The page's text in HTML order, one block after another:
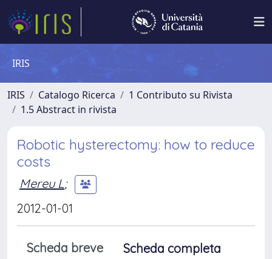
IRIS
IRIS Catalogo Ricerca
1 Contributo su Rivista
1.5 Abstract in rivista
Robotic hysterectomy: how to reduce
costs
Mereu L;
2012-01-01
Scheda breve
Scheda completa